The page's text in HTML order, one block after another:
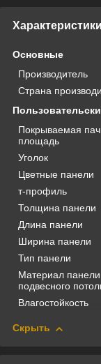
Характеристики
Основные
Производитель
Страна
Покрываемая
площадь
Уголок
Цветные панели
т-профиль
Толщина панели
Длина панели
Ширина панели
Тип панели
Материал панели
подвесного
Влагостойкость
Скрыть